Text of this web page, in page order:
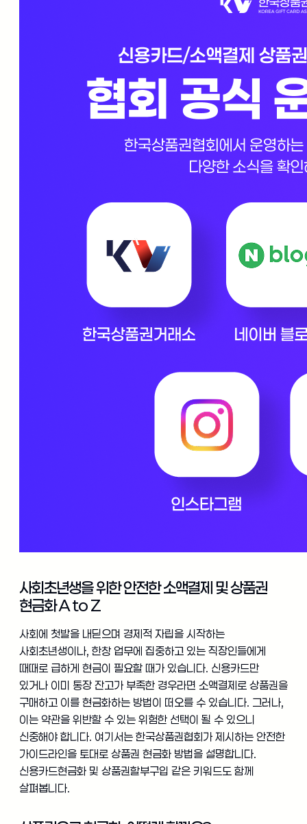
사회초년생을 위한 안전한 소액결제 및 상품권
현금화 A to Z
사회에 첫발을 내딛으며 경제적 자립을 시작하는
사회초년생이나, 한창 업무에 집중하고 있는 직장인들에게
때때로 급하게 현금이 필요할 때가 있습니다. 신용카드만
있거나 이미 통장 잔고가 부족한 경우라면 소액결제로 상품권을
구매하고 이를 현금화하는 방법이 떠오를 수 있습니다. 그러나,
이는 약관을 위반할 수 있는 위험한 선택이 될 수 있으니
신중해야 합니다. 여기서는 한국상품권협회가 제시하는 안전한
가이드라인을 토대로 상품권 현금화 방법을 설명합니다.
신용카드현금화 및 상품권할부구입 같은 키워드도 함께
살펴봅니다.